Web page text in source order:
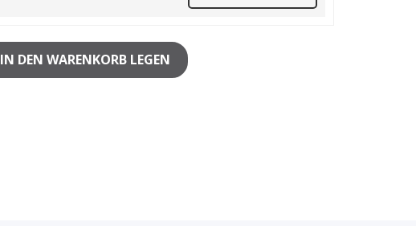
IN DEN WARENKORB LEGEN